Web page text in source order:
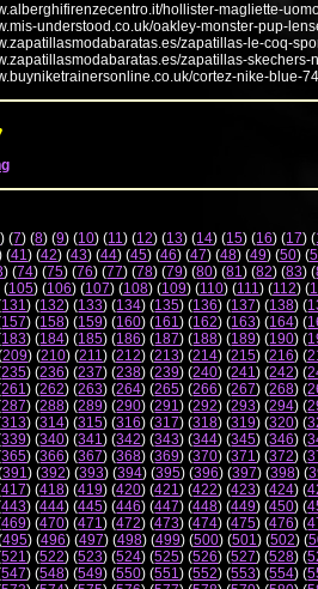
hollister-magliette-
understood.co.uk/oakley-monster-pup-
zapatillas-le-coq-
zapatillas-
cortez-nike-blue-
) (7) (8) (9) (10) (11) (12) (13) (14) (15) (16) (17) (
(41) (42) (43) (44) (45) (46) (47) (48) (49) (50) (
) (74) (75) (76) (77) (78) (79) (80) (81) (82) (83) (
(105) (106) (107) (108) (109) (110) (111) (112) (
131) (132) (133) (134) (135) (136) (137) (138) (
157) (158) (159) (160) (161) (162) (163) (164) (
183) (184) (185) (186) (187) (188) (189) (190) (
209) (210) (211) (212) (213) (214) (215) (216) (
235) (236) (237) (238) (239) (240) (241) (242) (
261) (262) (263) (264) (265) (266) (267) (268) (
287) (288) (289) (290) (291) (292) (293) (294) (
313) (314) (315) (316) (317) (318) (319) (320) (
339) (340) (341) (342) (343) (344) (345) (346) (
365) (366) (367) (368) (369) (370) (371) (372) (
391) (392) (393) (394) (395) (396) (397) (398) (
417) (418) (419) (420) (421) (422) (423) (424) (
443) (444) (445) (446) (447) (448) (449) (450) (
469) (470) (471) (472) (473) (474) (475) (476) (
495) (496) (497) (498) (499) (500) (501) (502) (
521) (522) (523) (524) (525) (526) (527) (528) (
547) (548) (549) (550) (551) (552) (553) (554) (